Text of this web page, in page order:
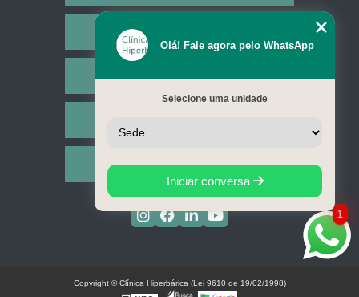
Mapa do site
1
Olá! Fale agora pelo WhatsApp
Selecione uma unidade
Iniciar conversa
Copyright © Clínica Hiperbárica (Lei 9610 de 19/02/1998)